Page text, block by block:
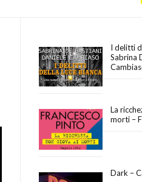
I delitti
Sabrina
La
morti –
Dark –